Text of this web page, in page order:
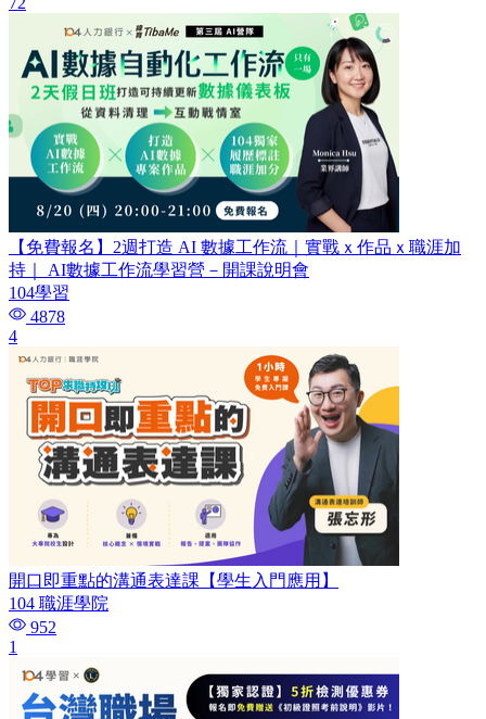
【免費報名】2週打造 AI 數據工作流｜實戰ｘ作品ｘ職涯加
持｜ AI數據工作流學習營－開課說明會
104學習
4878
4
開口即重點的溝通表達課【學生入門應用】
104 職涯學院
952
1